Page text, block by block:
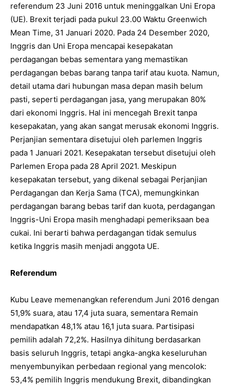
referendum 23 Juni 2016 untuk meninggalkan Uni Eropa
(UE). Brexit terjadi pada pukul 23.00 Waktu Greenwich
Mean Time, 31 Januari 2020. Pada 24 Desember 2020,
Inggris dan Uni Eropa mencapai kesepakatan
perdagangan bebas sementara yang memastikan
perdagangan bebas barang tanpa tarif atau kuota. Namun,
detail utama dari hubungan masa depan masih belum
pasti, seperti perdagangan jasa, yang merupakan 80%
dari ekonomi Inggris. Hal ini mencegah Brexit tanpa
kesepakatan, yang akan sangat merusak ekonomi Inggris.
Perjanjian sementara disetujui oleh parlemen Inggris
pada 1 Januari 2021. Kesepakatan tersebut disetujui oleh
Parlemen Eropa pada 28 April 2021. Meskipun
kesepakatan tersebut, yang dikenal sebagai Perjanjian
Perdagangan dan Kerja Sama (TCA), memungkinkan
perdagangan barang bebas tarif dan kuota, perdagangan
Inggris-Uni Eropa masih menghadapi pemeriksaan bea
cukai. Ini berarti bahwa perdagangan tidak semulus
ketika Inggris masih menjadi anggota UE.
Referendum
Kubu Leave memenangkan referendum Juni 2016 dengan
51,9% suara, atau 17,4 juta suara, sementara Remain
mendapatkan 48,1% atau 16,1 juta suara. Partisipasi
pemilih adalah 72,2%. Hasilnya dihitung berdasarkan
basis seluruh Inggris, tetapi angka-angka keseluruhan
menyembunyikan perbedaan regional yang mencolok:
53,4% pemilih Inggris mendukung Brexit, dibandingkan